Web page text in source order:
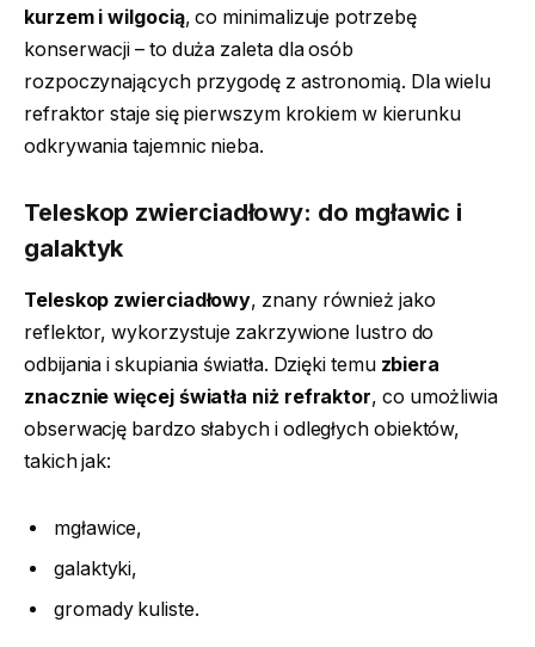
kurzem i wilgocią, co minimalizuje potrzebę
konserwacji – to duża zaleta dla osób
rozpoczynających przygodę z astronomią. Dla wielu
refraktor staje się pierwszym krokiem w kierunku
odkrywania tajemnic nieba.
Teleskop zwierciadłowy: do mgławic i
galaktyk
Teleskop zwierciadłowy, znany również jako
reflektor, wykorzystuje zakrzywione lustro do
odbijania i skupiania światła. Dzięki temu zbiera
znacznie więcej światła niż refraktor, co umożliwia
obserwację bardzo słabych i odległych obiektów,
takich jak:
mgławice,
galaktyki,
gromady kuliste.